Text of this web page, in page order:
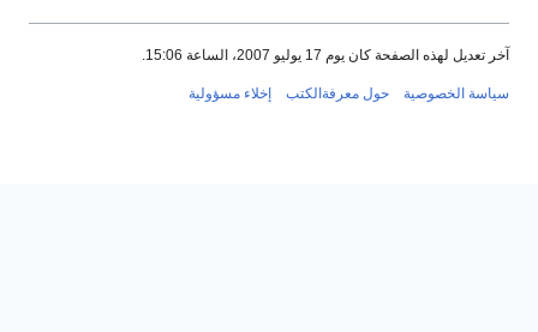
آخر تعديل لهذه الصفحة كان يوم 17 يوليو 2007، الساعة 15:06.
سياسة الخصوصية حول معرفةالكتب إخلاء مسؤولية